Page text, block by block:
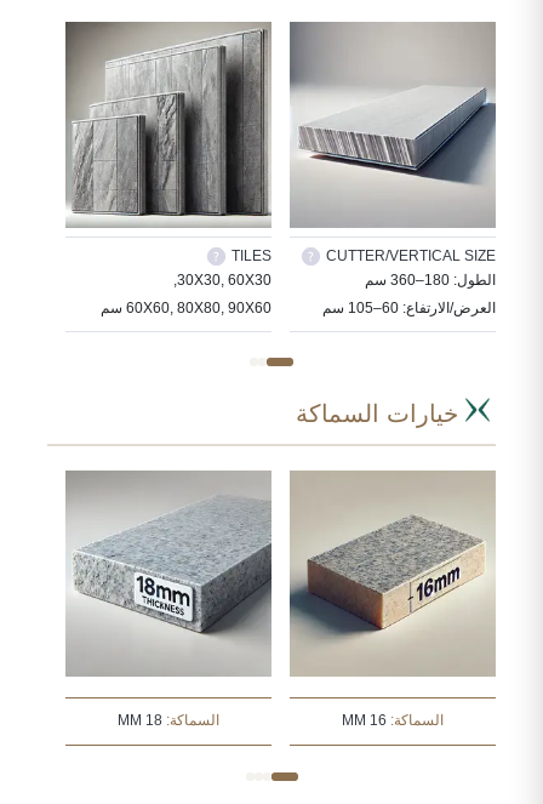
CUTTER/VERTICAL SIZE
الطول: 180–360 سم
العرض/الارتفاع: 60–105 سم
TILES
30X30, 60X30,
60X60, 80X80, 90X60 سم
خيارات السماكة
السماكة: 16 MM السماكة: 18 MM